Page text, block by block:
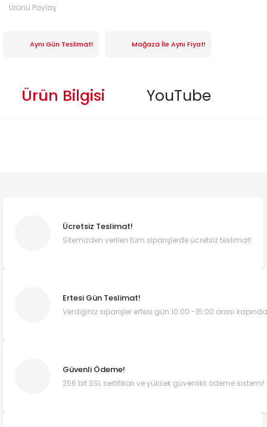
Ürünü Paylaş
Aynı Gün Teslimat! Mağaza İle Aynı Fiyat!
Ürün Bilgisi YouTube
Ücretsiz Teslimat!
Sitemizden verilen tüm siparişlerde ücretsiz teslimat!
Ertesi Gün Teslimat!
Verdiğiniz siparişler ertesi gün 10:00 -15:00 arası
Güvenli Ödeme!
256 bit SSL sertifikalı ve yüksek güvenlikli ödeme sistemi!